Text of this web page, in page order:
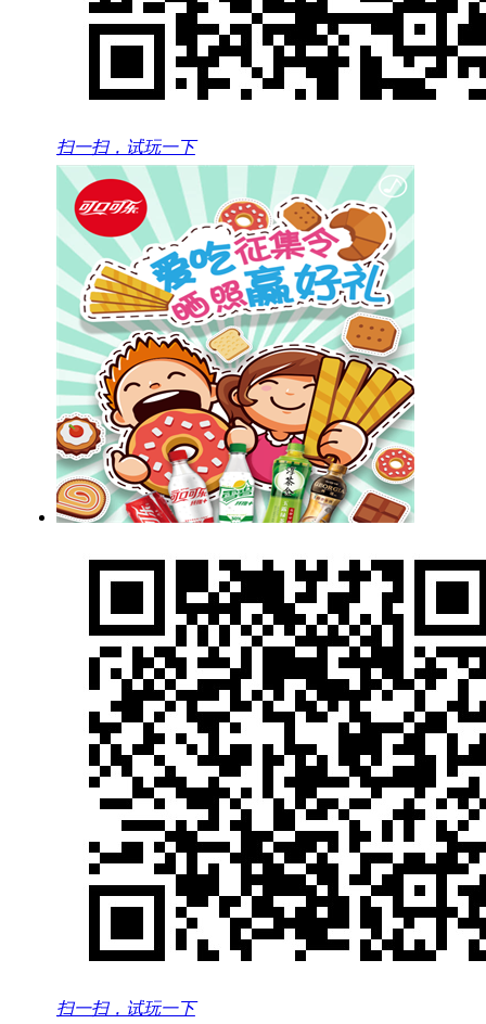
扫一扫，试玩一下
扫一扫，试玩一下